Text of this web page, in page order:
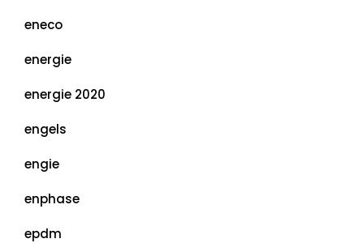
eneco
energie
energie 2020
engels
engie
enphase
epdm